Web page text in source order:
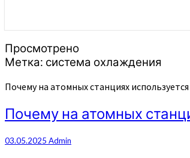
Просмотрено
Метка: система охлаждения
Почему на атомных станциях
Почему на атомных
03.05.2025 Admin